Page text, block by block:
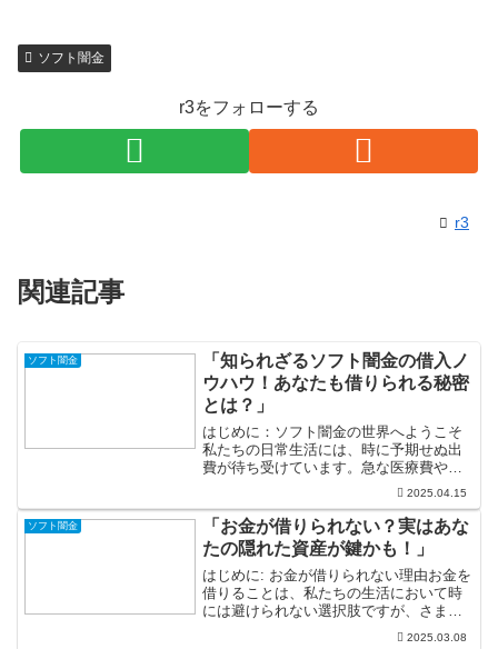
ソフト闇金
r3をフォローする
r3
関連記事
ソフト闇金
「知られざるソフト闇金の借入ノ
ウハウ！あなたも借りられる秘密
とは？」
はじめに：ソフト闇金の世界へようこそ
私たちの日常生活には、時に予期せぬ出
費が待ち受けています。急な医療費や車
の修理、さらには夢のための資金調達。
えるのは自然なことです。しかし、銀行
や消費者金融が提供するサ...
2025.04.15
ソフト闇金
「お金が借りられない？実はあな
たの隠れた資産が鍵かも！」
はじめに: お金が借りられない理由お金を
借りることは、私たちの生活において時
には避けられない選択肢ですが、さまざ
まな理由からその壁にぶつかることがあ
2025.03.08